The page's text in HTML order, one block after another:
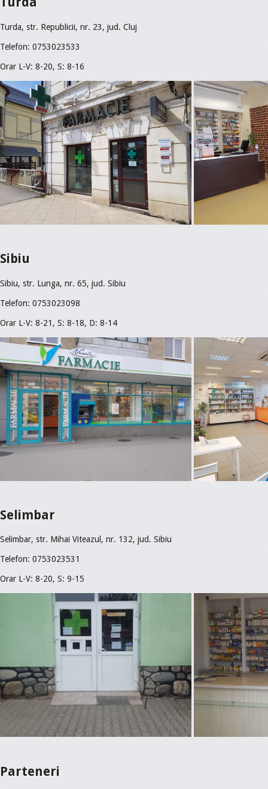
Turda, str. Republicii, nr. 23, jud. Cluj
Telefon: 0753023533
Orar L-V: 8-20, S: 8-16
Sibiu
Sibiu, str. Lunga, nr. 65, jud. Sibiu
Telefon: 0753023098
Orar L-V: 8-21, S: 8-18, D: 8-14
Selimbar
Selimbar, str. Mihai Viteazul, nr. 132, jud. Sibiu
Telefon: 0753023531
Orar L-V: 8-20, S: 9-15
Parteneri